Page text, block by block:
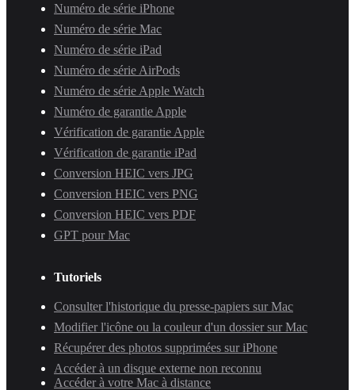
Numéro de série iPhone
Numéro de série Mac
Numéro de série iPad
Numéro de série AirPods
Numéro de série Apple Watch
Numéro de garantie Apple
Vérification de garantie Apple
Vérification de garantie iPad
Conversion HEIC vers JPG
Conversion HEIC vers PNG
Conversion HEIC vers PDF
GPT pour Mac
Tutoriels
Consulter l'historique du presse-papiers sur Mac
Modifier l'icône ou la couleur d'un dossier sur Mac
Récupérer des photos supprimées sur iPhone
Accéder à un disque externe non reconnu
Accéder à votre Mac à distance